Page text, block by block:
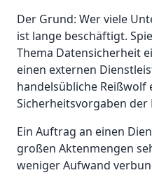
Der Grund: Wer viele
ist lange beschäftigt.
Thema Datensicherheit
einen externen
handelsübliche
Sicherheitsvorgaben der
Ein Auftrag an einen
großen Aktenmengen
weniger Aufwand